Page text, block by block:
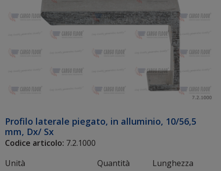
Profilo laterale piegato, in alluminio, 10/56,5
mm, Dx/ Sx
Codice articolo: 7.2.1000
Unità
Quantità Lunghezza